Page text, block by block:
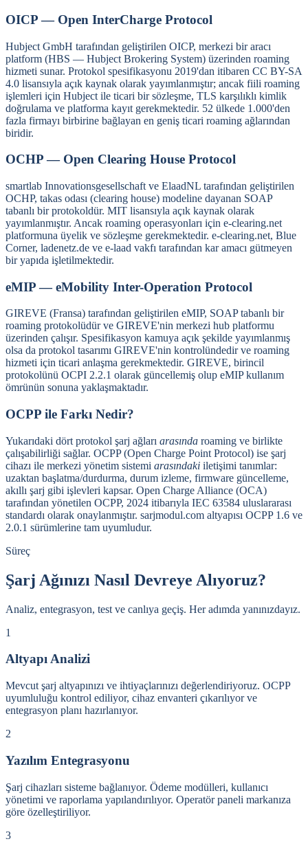
OICP — Open InterCharge Protocol
Hubject GmbH tarafından geliştirilen OICP, merkezi bir aracı
platform (HBS — Hubject Brokering System) üzerinden roaming
hizmeti sunar. Protokol spesifikasyonu 2019'dan itibaren CC BY-SA
4.0 lisansıyla açık kaynak olarak yayımlanmıştır; ancak fiili roaming
işlemleri için Hubject ile ticari bir sözleşme, TLS karşılıklı kimlik
doğrulama ve platforma kayıt gerekmektedir. 52 ülkede 1.000'den
fazla firmayı birbirine bağlayan en geniş ticari roaming ağlarından
biridir.
OCHP — Open Clearing House Protocol
smartlab Innovationsgesellschaft ve ElaadNL tarafından geliştirilen
OCHP, takas odası (clearing house) modeline dayanan SOAP
tabanlı bir protokoldür. MIT lisansıyla açık kaynak olarak
yayımlanmıştır. Ancak roaming operasyonları için e-clearing.net
platformuna üyelik ve sözleşme gerekmektedir. e-clearing.net, Blue
Corner, ladenetz.de ve e-laad vakfı tarafından kar amacı gütmeyen
bir yapıda işletilmektedir.
eMIP — eMobility Inter-Operation Protocol
GIREVE (Fransa) tarafından geliştirilen eMIP, SOAP tabanlı bir
roaming protokolüdür ve GIREVE'nin merkezi hub platformu
üzerinden çalışır. Spesifikasyon kamuya açık şekilde yayımlanmış
olsa da protokol tasarımı GIREVE'nin kontrolündedir ve roaming
hizmeti için ticari anlaşma gerekmektedir. GIREVE, birincil
protokolünü OCPI 2.2.1 olarak güncellemiş olup eMIP kullanım
ömrünün sonuna yaklaşmaktadır.
OCPP ile Farkı Nedir?
Yukarıdaki dört protokol şarj ağları arasında roaming ve birlikte
çalışabilirliği sağlar. OCPP (Open Charge Point Protocol) ise şarj
cihazı ile merkezi yönetim sistemi arasındaki iletişimi tanımlar:
uzaktan başlatma/durdurma, durum izleme, firmware güncelleme,
akıllı şarj gibi işlevleri kapsar. Open Charge Alliance (OCA)
tarafından yönetilen OCPP, 2024 itibarıyla IEC 63584 uluslararası
standardı olarak onaylanmıştır. sarjmodul.com altyapısı OCPP 1.6 ve
2.0.1 sürümlerine tam uyumludur.
Süreç
Şarj Ağınızı Nasıl Devreye Alıyoruz?
Analiz, entegrasyon, test ve canlıya geçiş. Her adımda yanınızdayız.
1
Altyapı Analizi
Mevcut şarj altyapınızı ve ihtiyaçlarınızı değerlendiriyoruz. OCPP
uyumluluğu kontrol ediliyor, cihaz envanteri çıkarılıyor ve
entegrasyon planı hazırlanıyor.
2
Yazılım Entegrasyonu
Şarj cihazları sisteme bağlanıyor. Ödeme modülleri, kullanıcı
yönetimi ve raporlama yapılandırılıyor. Operatör paneli markanıza
göre özelleştiriliyor.
3